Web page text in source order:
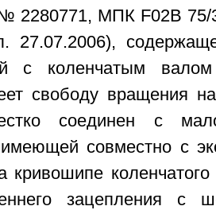
2280771, МПК F02B 75/
27.07.2006),
с коленчатым валом
свободу вращения
соединен с
совместно с
кривошипе
зацепления с